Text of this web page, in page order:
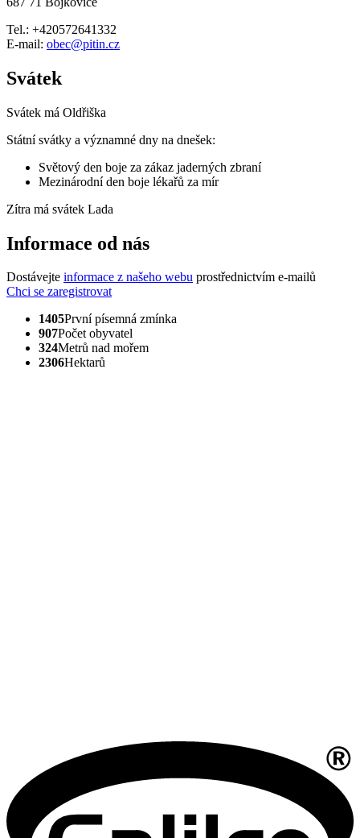
Tel.: +420572641332
E-mail: obec@pitin.cz
Svátek
Svátek má Oldřiška
Státní svátky a významné dny na dnešek:
Světový den boje za zákaz jaderných zbraní
Mezinárodní den boje lékařů za mír
Zítra má svátek Lada
Informace od nás
Dostávejte informace z našeho webu prostřednictvím e-mailů
Chci se zaregistrovat
1405První písemná zmínka
907Počet obyvatel
324Metrů nad mořem
2306Hektarů